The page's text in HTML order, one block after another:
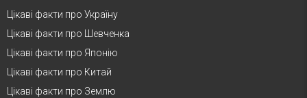
Цікаві факти про Україну
Цікаві факти про Шевченка
Цікаві факти про Японію
Цікаві факти про Китай
Цікаві факти про Землю